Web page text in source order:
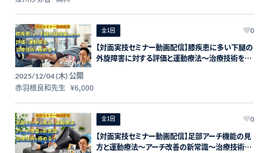
全1回 0
【対面実技セミナー動画配信】膝疾患に多い下腿の
外旋障害に対する評価と運動療法〜治療技術を極
2025/12/04 (木) 公開
⾚⽻根良和先⽣ ¥6,000
全1回 0
【対面実技セミナー動画配信】足部アーチ機能の見
方と運動療法～アーチ改善の新常識～治療技術を